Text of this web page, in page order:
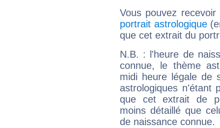
Vous pouvez
portrait astrologique
que cet extrait du
N.B. : l'heure de
connue, le thème
midi heure légale de
astrologiques n'étant
que cet extrait de
moins détaillé que
de naissance connue.